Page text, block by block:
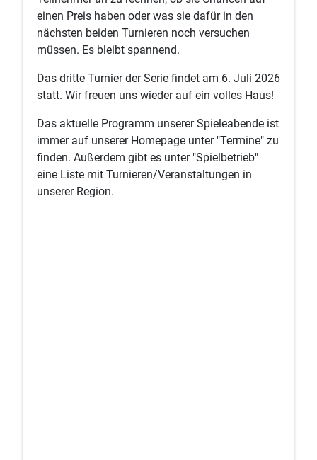
einen Preis haben oder was sie dafür in den
nächsten beiden Turnieren noch versuchen
müssen. Es bleibt spannend.
Das dritte Turnier der Serie findet am 6. Juli 2026
statt. Wir freuen uns wieder auf ein volles Haus!
Das aktuelle Programm unserer Spieleabende ist
immer auf unserer Homepage unter "Termine" zu
finden. Außerdem gibt es unter "Spielbetrieb"
eine Liste mit Turnieren/Veranstaltungen in
unserer Region.